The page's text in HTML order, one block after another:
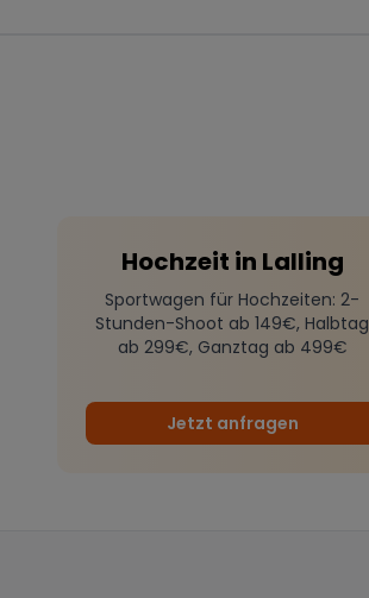
Hochzeit in Lalling
Sportwagen für Hochzeiten: 2-
Stunden-Shoot ab 149€, Halbtag
ab 299€, Ganztag ab 499€
Jetzt anfragen